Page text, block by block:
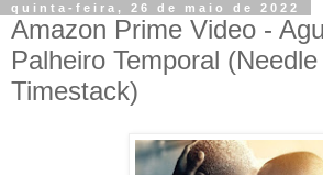
quinta-feira, 26 de maio de 2022
Amazon Prime Video -
Palheiro Temporal
Timestack)